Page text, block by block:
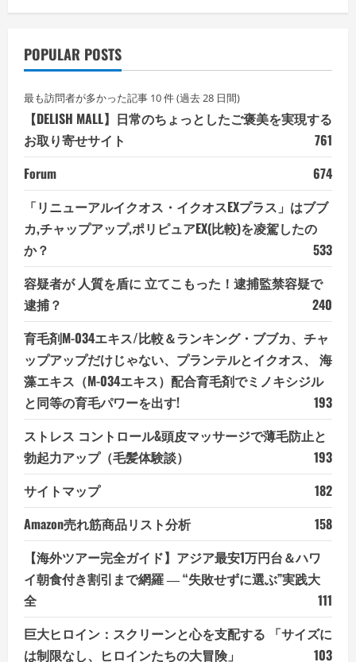
POPULAR POSTS
最も訪問者が多かった記事 10 件 (過去 28 日間)
【DELISH MALL】日常のちょっとしたご褒美を実現する
お取り寄せサイト
761
Forum
674
「リニューアルイクオス・イクオスEXプラス」はブブ
カ,チャップアップ,ポリピュアEX(比較)を凌駕したの
か？
533
容疑者が 人質を盾に 立てこもった！逮捕監禁容疑で
逮捕？
240
育毛剤M-034エキス/比較＆ランキング・ブブカ、チャ
ップアップだけじゃない、プランテルとイクオス、 海
藻エキス（M-034エキス）配合育毛剤でミノキシジル
と同等の育毛パワーを出す!
193
ストレス コントロール&頭皮マッサージで薄毛防止と
勃起力アップ（毛髪体験談）
193
サイトマップ
182
Amazon売れ筋商品リスト分析
158
【海外ツアー完全ガイド】アジア最安1万円台＆ハワ
イ朝食付き割引まで網羅 ― “失敗せずに選ぶ”実践大
全
111
巨大ヒロイン：スクリーンと心を支配する 「サイズに
は制限なし、ヒロインたちの大冒険」
103